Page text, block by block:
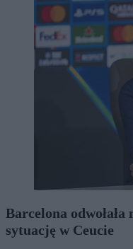
Barcelona
sytuację w Ceucie